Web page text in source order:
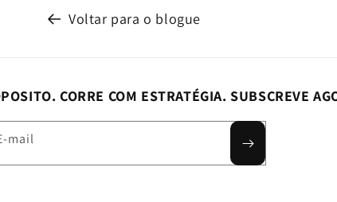
Voltar para o blogue
CORRE COM ESTRATÉGIA. SUBSCREVE
mail